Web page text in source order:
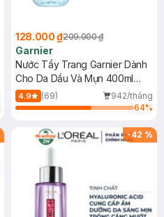
128.000 ₫209.000 ₫
Garnier
Nước Tẩy Trang Garnier Dành
Cho Da Dầu Và Mụn 400ml
(Mới)
4.9 (69)
942/tháng
64%
-42 %